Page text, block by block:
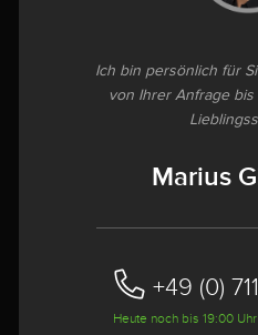
Ich bin persönlich für
von Ihrer Anfrage
Marius
+49 (0)
Heute noch bis 19:00